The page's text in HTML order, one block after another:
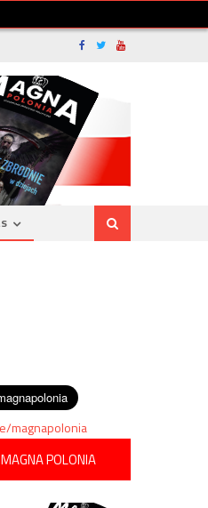
magnapolonia
POLONIA